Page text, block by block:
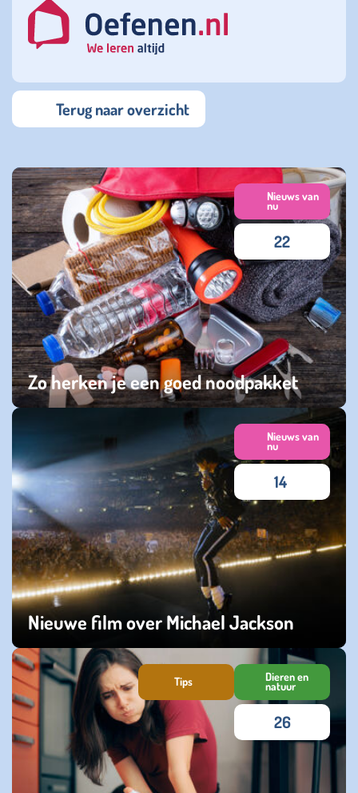
Terug naar overzicht
Zo herken je een goed noodpakket
dinsdag 03 maart 2026
Nieuws van
nu
22
Nieuwe film over Michael Jackson
dinsdag 03 februari 2026
Nieuws van
nu
14
Tips Dieren en
natuur
26